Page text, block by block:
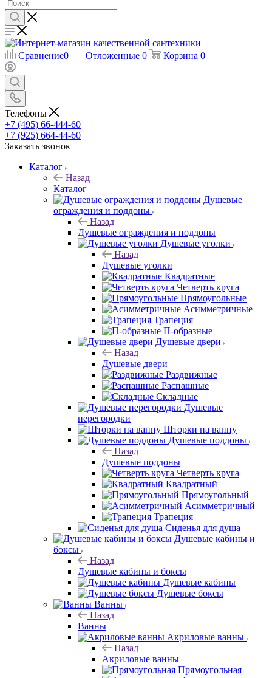
Сравнение0 Отложенные 0 Корзина 0
Телефоны
+7 (495) 66-444-60
+7 (925) 664-44-60
Заказать звонок
Каталог
Назад
Каталог
Душевые
ограждения и поддоны
Назад
Душевые ограждения и поддоны
Душевые уголки
Назад
Душевые уголки
Квадратные
Четверть круга
Прямоугольные
Асимметричные
Трапеция
П-образные
Душевые двери
Назад
Душевые двери
Раздвижные
Распашные
Складные
Душевые
перегородки
Шторки на ванну
Душевые поддоны
Назад
Душевые поддоны
Четверть круга
Квадратный
Прямоугольный
Асимметричный
Трапеция
Сиденья для душа
Душевые кабины и
боксы
Назад
Душевые кабины и боксы
Душевые кабины
Душевые боксы
Ванны
Назад
Ванны
Акриловые ванны
Назад
Акриловые ванны
Прямоугольная